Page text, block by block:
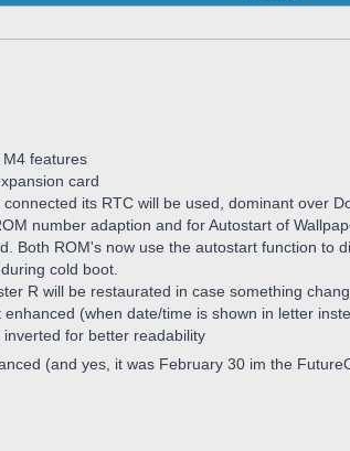
features
card
its RTC will be used, dominant over
number adaption and for Autostart of
Both ROM's now use the autostart function to
cold boot.
R will be restaurated in case something
(when date/time is shown in letter
for better readability
(and yes, it was February 30 im the